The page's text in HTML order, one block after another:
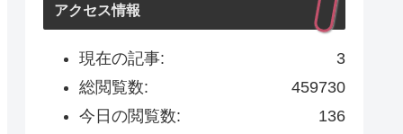
アクセス情報
3
現在の記事:
459730
総閲覧数:
136
今日の閲覧数: